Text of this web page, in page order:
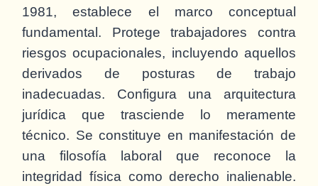
1981, establece el marco conceptual
fundamental. Protege trabajadores contra
riesgos ocupacionales, incluyendo aquellos
derivados de posturas de trabajo
inadecuadas. Configura una arquitectura
jurídica que trasciende lo meramente
técnico. Se constituye en manifestación de
una filosofía laboral que reconoce la
integridad física como derecho inalienable.